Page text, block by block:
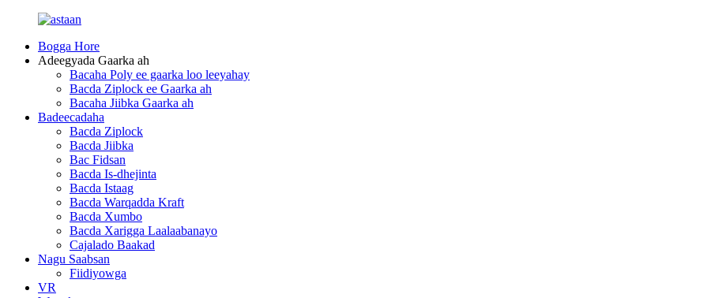
Bogga Hore
Adeegyada Gaarka ah
Bacaha Poly ee gaarka loo leeyahay
Bacda Ziplock ee Gaarka ah
Bacaha Jiibka Gaarka ah
Badeecadaha
Bacda Ziplock
Bacda Jiibka
Bac Fidsan
Bacda Is-dhejinta
Bacda Istaag
Bacda Warqadda Kraft
Bacda Xumbo
Bacda Xarigga Laalaabanayo
Cajalado Baakad
Nagu Saabsan
Fiidiyowga
VR